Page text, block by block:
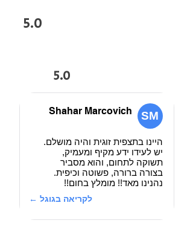
5.0
5.0
Shahar Marcovich SM
היינו בתצפית זוגית והיה מושלם.
יש לעידו ידע מקיף ומעמיק,
תשוקה לתחום, והוא מסביר
בצורה ברורה, פשוטה וכיפית.
נהנינו מאד!! מומלץ בחום!!
לקריאה בגוגל ←